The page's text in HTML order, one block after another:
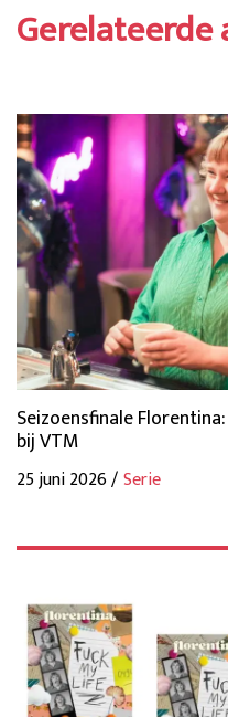
Seizoensfinale
bij VTM
25 juni 2026 /Serie